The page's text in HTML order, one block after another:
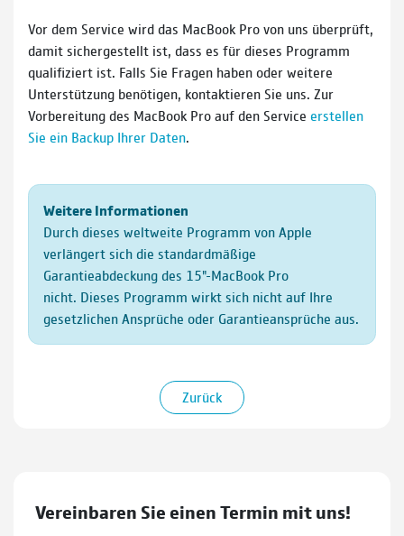
Vor dem Service wird das MacBook Pro von uns überprüft,
damit sichergestellt ist, dass es für dieses Programm
qualifiziert ist. Falls Sie Fragen haben oder weitere
Unterstützung benötigen, kontaktieren Sie uns. Zur
Vorbereitung des MacBook Pro auf den Service erstellen
Sie ein Backup Ihrer Daten.
Weitere Informationen
Durch dieses weltweite Programm von Apple
verlängert sich die standardmäßige
Garantieabdeckung des 15"-MacBook Pro
nicht. Dieses Programm wirkt sich nicht auf Ihre
gesetzlichen Ansprüche oder Garantieansprüche aus.
Zurück
Vereinbaren Sie einen Termin mit uns!